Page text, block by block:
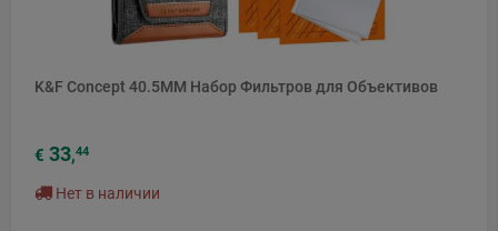
K&F Concept 40.5MM Набор Фильтров для Объективов
€ 33,44
Нет в наличии